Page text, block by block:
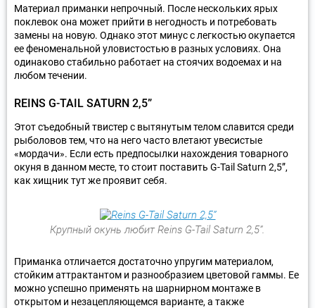
Материал приманки непрочный. После нескольких ярых
поклевок она может прийти в негодность и потребовать
замены на новую. Однако этот минус с легкостью окупается
ее феноменальной уловистостью в разных условиях. Она
одинаково стабильно работает на стоячих водоемах и на
любом течении.
REINS G-TAIL SATURN 2,5”
Этот съедобный твистер с вытянутым телом славится среди
рыболовов тем, что на него часто влетают увесистые
«мордачи». Если есть предпосылки нахождения товарного
окуня в данном месте, то стоит поставить G-Tail Saturn 2,5”,
как хищник тут же проявит себя.
Крупный окунь любит Reins G-Tail Saturn 2,5”.
Приманка отличается достаточно упругим материалом,
стойким аттрактантом и разнообразием цветовой гаммы. Ее
можно успешно применять на шарнирном монтаже в
открытом и незацепляющемся варианте, а также